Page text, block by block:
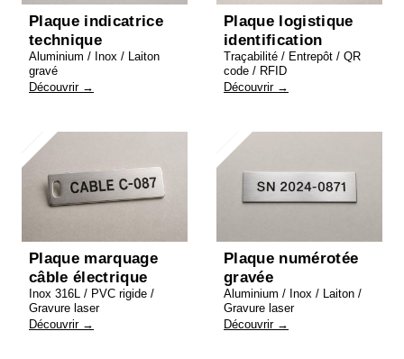
Plaque indicatrice
technique
Aluminium / Inox / Laiton
gravé
Découvrir →
Plaque logistique
identification
Traçabilité / Entrepôt / QR
code / RFID
Découvrir →
Plaque marquage
câble électrique
Inox 316L / PVC rigide /
Gravure laser
Découvrir →
Plaque numérotée
gravée
Aluminium / Inox / Laiton /
Gravure laser
Découvrir →